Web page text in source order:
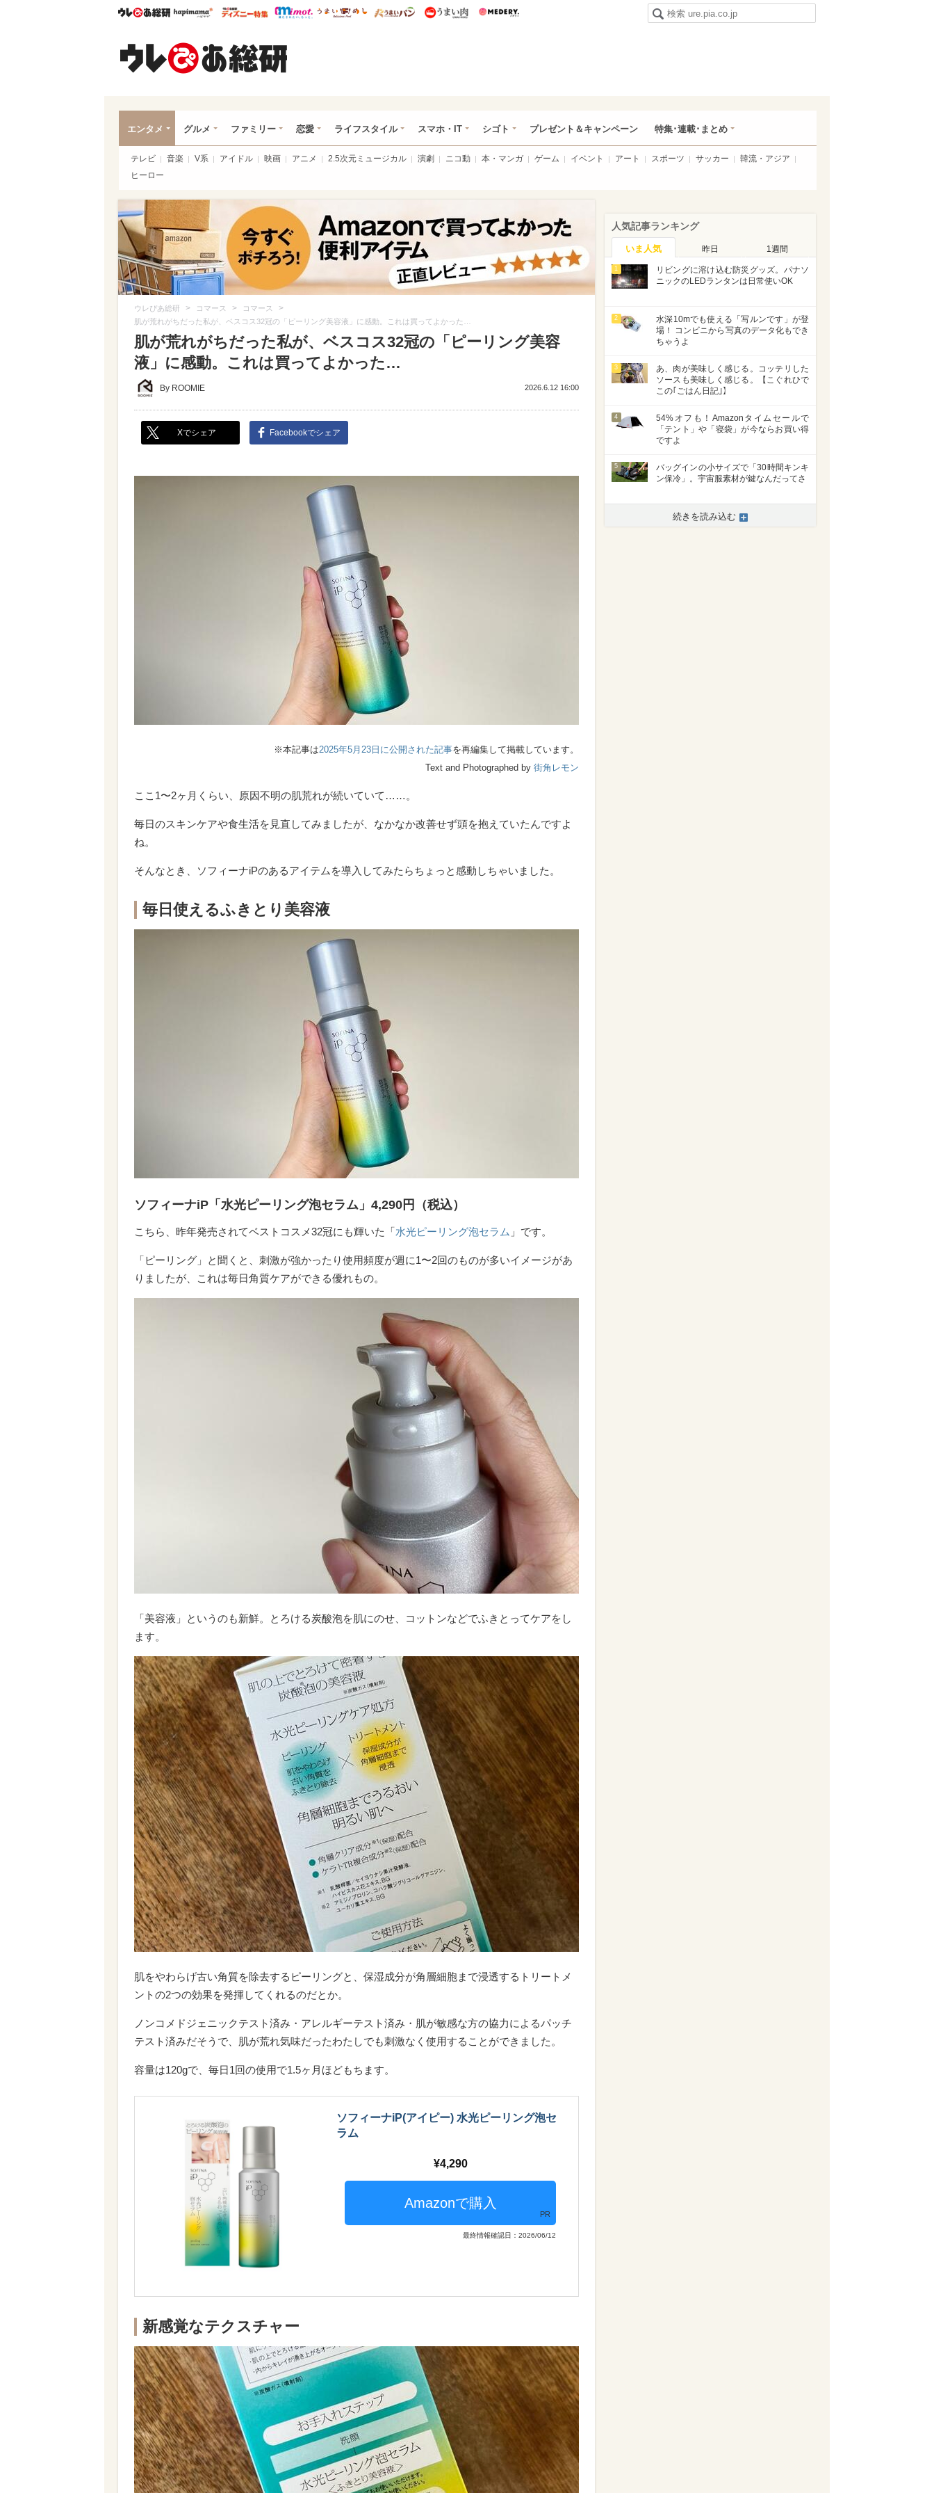
ウレぴあ総研ハピママ* ウレぴあ総研 ディズニー特集
mimot. うまいめし うまいパン うまい肉
エンタメ グルメ ファミリー 恋愛 ライフスタイル スマホ・IT シゴト プレゼント＆キャンペーン 特集･連載･まとめ
テレビ 音楽 V系 アイドル 映画 アニメ 2.5次元ミュージカル 演劇 ニコ動 本・マンガ ゲーム イベント アート スポーツ サッカー
韓流・アジア
ヒーロー
ウレぴあ総研 > コマース > コマース >
肌が荒れがちだった私が、ベスコス32冠の「ピーリング美容液」に感動。これは買ってよかった…
肌が荒れがちだった私が、ベスコス32冠の「ピーリング美容
液」に感動。これは買ってよかった…
By ROOMIE 2026.6.12 16:00
Xでシェア Facebookでシェア
※本記事は2025年5月23日に公開された記事を再編集して掲載しています。
Text and Photographed by 街角レモン
ここ1〜2ヶ月くらい、原因不明の肌荒れが続いていて……。
毎日のスキンケアや食生活を見直してみましたが、なかなか改善せず頭を抱えていたんですよ
ね。
そんなとき、ソフィーナiPのあるアイテムを導入してみたらちょっと感動しちゃいました。
毎日使えるふきとり美容液
ソフィーナiP「水光ピーリング泡セラム」4,290円（税込）
こちら、昨年発売されてベストコスメ32冠にも輝いた「水光ピーリング泡セラム 」です。
「ピーリング」と聞くと、刺激が強かったり使用頻度が週に1〜2回のものが多いイメージがあ
りましたが、これは毎日角質ケアができる優れもの。
「美容液」というのも新鮮。とろける炭酸泡を肌にのせ、コットンなどでふきとってケアをし
ます。
肌をやわらげ古い角質を除去するピーリングと、保湿成分が角層細胞まで浸透するトリートメ
ントの2つの効果を発揮してくれるのだとか。
ノンコメドジェニックテスト済み・アレルギーテスト済み・肌が敏感な方の協力によるパッチ
テスト済みだそうで、肌が荒れ気味だったわたしでも刺激なく使用することができました。
容量は120gで、毎日1回の使用で1.5ヶ月ほどもちます。
ソフィーナiP(アイピー) 水光ピーリング泡セ
ラム
4,290
PR
最終情報確認日：2026/06/12
新感覚なテクスチャー
人気記事ランキング
いま人気 昨日 1週間
1
リビングに溶け込む防災グッズ。パナソ
ニックのLEDランタンは日常使いOK
2
水深10mでも使える「写ルンです」が登
場！ コンビニから写真のデータ化もでき
ちゃうよ
3
あ、肉が美味しく感じる。コッテリした
ソースも美味しく感じる。【こぐれひで
この｢ごはん日記｣】
4
54%オフも！Amazonタイムセールで
「テント」や「寝袋」が今ならお買い得
ですよ
5
バッグインの小サイズで「30時間キンキ
ン保冷」。宇宙服素材が鍵なんだってさ
続きを読み込む